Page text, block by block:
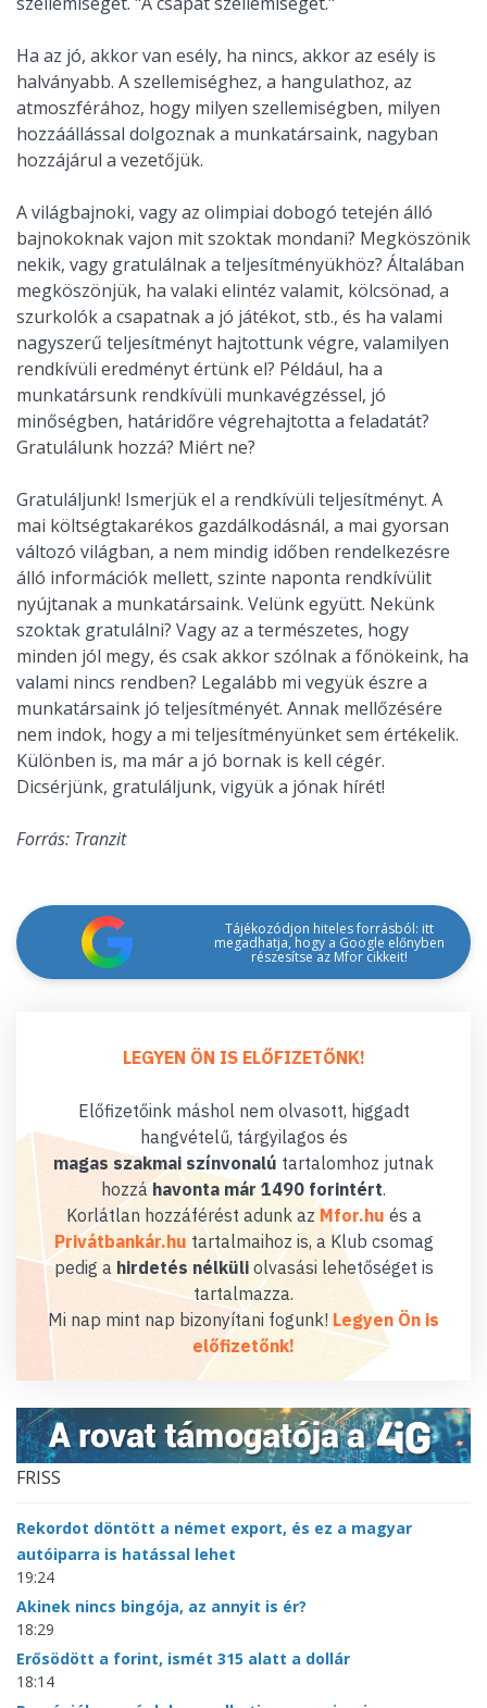
Ha az jó, akkor van esély, ha nincs, akkor az esély is
halványabb. A szellemiséghez, a hangulathoz, az
atmoszférához, hogy milyen szellemiségben, milyen
hozzáállással dolgoznak a munkatársaink, nagyban
hozzájárul a vezetőjük.
A világbajnoki, vagy az olimpiai dobogó tetején álló
bajnokoknak vajon mit szoktak mondani? Megköszönik
nekik, vagy gratulálnak a teljesítményükhöz? Általában
megköszönjük, ha valaki elintéz valamit, kölcsönad, a
szurkolók a csapatnak a jó játékot, stb., és ha valami
nagyszerű teljesítményt hajtottunk végre, valamilyen
rendkívüli eredményt értünk el? Például, ha a
munkatársunk rendkívüli munkavégzéssel, jó
minőségben, határidőre végrehajtotta a feladatát?
Gratulálunk hozzá? Miért ne?
Gratuláljunk! Ismerjük el a rendkívüli teljesítményt. A
mai költségtakarékos gazdálkodásnál, a mai gyorsan
változó világban, a nem mindig időben rendelkezésre
álló információk mellett, szinte naponta rendkívülit
nyújtanak a munkatársaink. Velünk együtt. Nekünk
szoktak gratulálni? Vagy az a természetes, hogy
minden jól megy, és csak akkor szólnak a főnökeink, ha
valami nincs rendben? Legalább mi vegyük észre a
munkatársaink jó teljesítményét. Annak mellőzésére
nem indok, hogy a mi teljesítményünket sem értékelik.
Különben is, ma már a jó bornak is kell cégér.
Dicsérjünk, gratuláljunk, vigyük a jónak hírét!
Forrás: Tranzit
Tájékozódjon hiteles forrásból: itt
megadhatja, hogy a Google előnyben
részesítse az Mfor cikkeit!
LEGYEN ÖN IS ELŐFIZETŐNK!
Előfizetőink máshol nem olvasott, higgadt
hangvételű, tárgyilagos és
magas szakmai színvonalú tartalomhoz jutnak
hozzáhavonta már 1490 forintért.
Korlátlan hozzáférést adunk az Mfor.hu és a
Privátbankár.hu tartalmaihoz is, a Klub csomag
pedig a hirdetés nélküliolvasási lehetőséget is
tartalmazza.
Mi nap mint nap bizonyítani fogunk! Legyen Ön is
előfizetőnk!
FRISS
Rekordot döntött a német export, és ez a magyar
autóiparra is hatással lehet
19:24
Akinek nincs bingója, az annyit is ér?
18:29
Erősödött a forint, ismét 315 alatt a dollár
18:14